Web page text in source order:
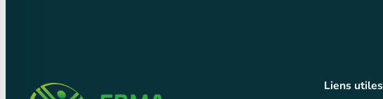
Liens utiles